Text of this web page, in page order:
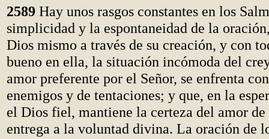
2589 Hay unos rasgos constantes en los
simplicidad y la espontaneidad de la
Dios mismo a través de su creación, y con
bueno en ella, la situación incómoda del
amor preferente por el Señor, se enfrenta
enemigos y de tentaciones; y que, en la
el Dios fiel, mantiene la certeza del amor
entrega a la voluntad divina. La oración de